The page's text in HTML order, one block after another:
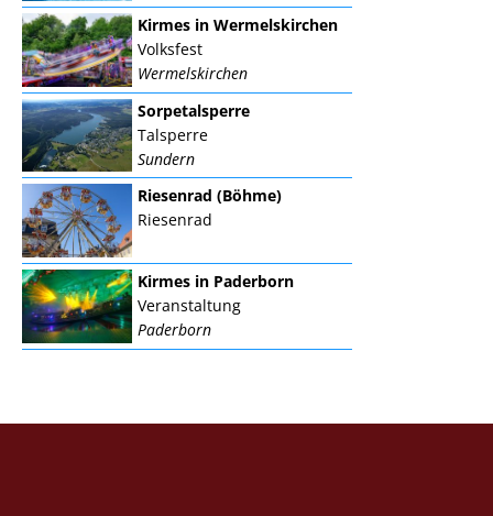
Kirmes in Wermelskirchen
Volksfest
Wermelskirchen
Sorpetalsperre
Talsperre
Sundern
Riesenrad (Böhme)
Riesenrad
Kirmes in Paderborn
Veranstaltung
Paderborn